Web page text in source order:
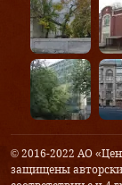
© 2016-2022 АО
защищены